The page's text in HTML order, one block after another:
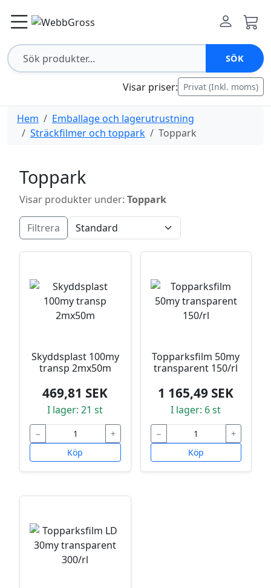
SÖK
Visar priser: Privat (Inkl. moms)
Hem
Emballage och lagerutrustning
Sträckfilmer och toppark
Toppark
Toppark
Visar produkter under: Toppark
Filtrera
Skyddsplast 100my
transp 2mx50m
469,81 SEK
I lager: 21 st
−
+
Köp
Topparksfilm 50my
transparent 150/rl
1 165,49 SEK
I lager: 6 st
−
+
Köp